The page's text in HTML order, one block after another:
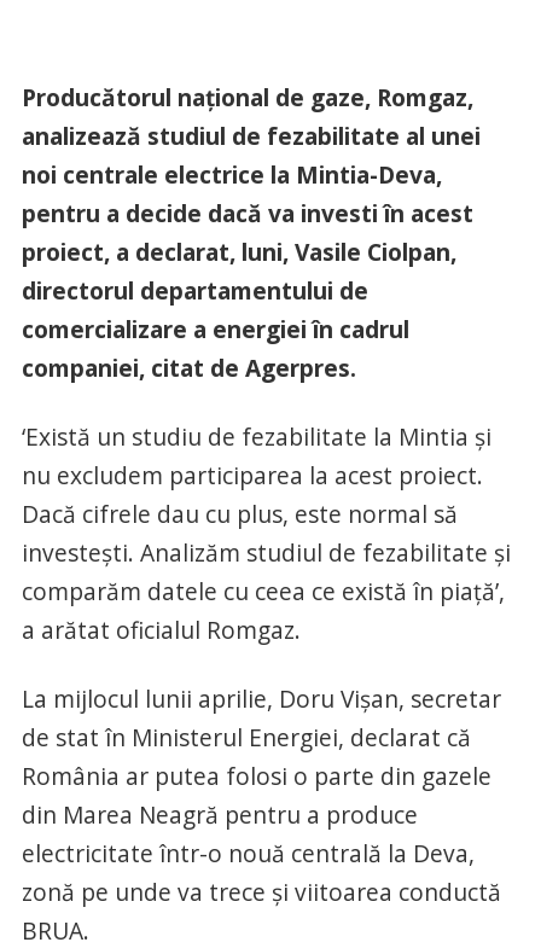
Producătorul naţional de gaze, Romgaz,
analizează studiul de fezabilitate al unei
noi centrale electrice la Mintia-Deva,
pentru a decide dacă va investi în acest
proiect, a declarat, luni, Vasile Ciolpan,
directorul departamentului de
comercializare a energiei în cadrul
companiei, citat de Agerpres.
‘Există un studiu de fezabilitate la Mintia şi
nu excludem participarea la acest proiect.
Dacă cifrele dau cu plus, este normal să
investeşti. Analizăm studiul de fezabilitate şi
comparăm datele cu ceea ce există în piaţă’,
a arătat oficialul Romgaz.
La mijlocul lunii aprilie, Doru Vişan, secretar
de stat în Ministerul Energiei, declarat că
România ar putea folosi o parte din gazele
din Marea Neagră pentru a produce
electricitate într-o nouă centrală la Deva,
zonă pe unde va trece şi viitoarea conductă
BRUA.